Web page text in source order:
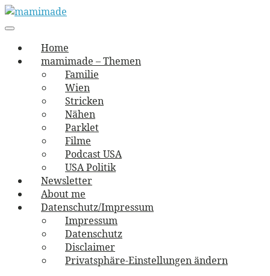
Skip
to
mamimade
vernäht und zugetextet
navigation
Menu
Home
mamimade – Themen
Familie
Wien
Stricken
Nähen
Parklet
Filme
Podcast USA
USA Politik
Newsletter
About me
Datenschutz/Impressum
Impressum
Datenschutz
Disclaimer
Privatsphäre-Einstellungen ändern